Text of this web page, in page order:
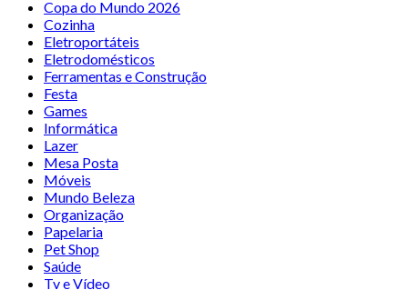
Copa do Mundo 2026
Cozinha
Eletroportáteis
Eletrodomésticos
Ferramentas e Construção
Festa
Games
Informática
Lazer
Mesa Posta
Móveis
Mundo Beleza
Organização
Papelaria
Pet Shop
Saúde
Tv e Vídeo